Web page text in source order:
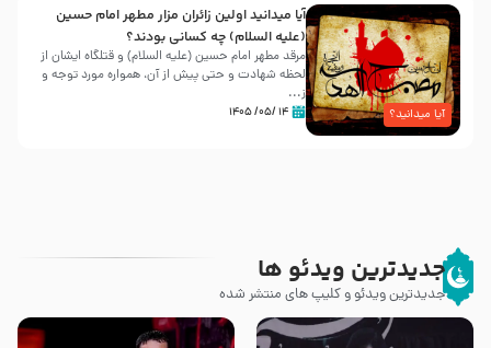
آیا میدانید؟
آیا میدانید اولین زائران مزار مطهر امام حسین
(علیه السلام) چه کسانی بودند؟
مرقد مطهر امام حسین (علیه السلام) و قتلگاه ایشان از
لحظه شهادت و حتی پیش از آن، همواره مورد توجه و
ز...
۱۴ /۰۵/ ۱۴۰۵
جدیدترین ویدئو ها
جدیدترین ویدئو و کلیپ های منتشر شده